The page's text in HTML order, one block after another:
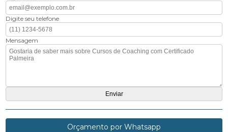
Digite seu telefone
Mensagem
Orçamento por Whatsapp